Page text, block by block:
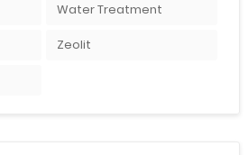
Water Treatment
Zeolit